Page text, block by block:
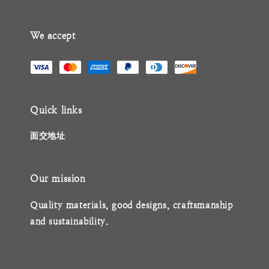
We accept
Quick links
面交地址
Our mission
Quality materials, good designs, craftsmanship
and sustainability.